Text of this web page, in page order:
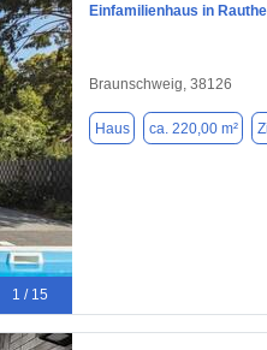
1 / 15
Einfamilienhaus in
Braunschweig, 38126
Haus ca. 220,00 m²